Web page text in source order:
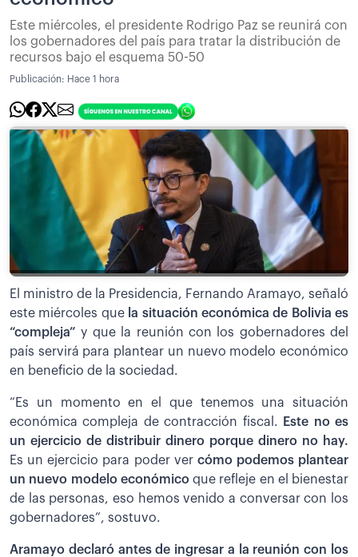
Este miércoles, el presidente Rodrigo Paz se reunirá con
los gobernadores del país para tratar la distribución de
recursos bajo el esquema 50-50
Publicación: Hace 1 hora
El ministro de la Presidencia, Fernando Aramayo, señaló
este miércoles quela situación económica de Bolivia es
“compleja” y que la reunión con los gobernadores del
país servirá para plantear un nuevo modelo económico
en beneficio de la sociedad.
“Es un momento en el que tenemos una situación
económica compleja de contracción fiscal.
Este no es
un ejercicio de distribuir dinero porque dinero no hay.
Es un ejercicio para poder ver cómo podemos plantear
un nuevo modelo económicoque refleje en el bienestar
de las personas, eso hemos venido a conversar con los
gobernadores”, sostuvo.
Aramayo declaró antes de ingresar a la reunión con los